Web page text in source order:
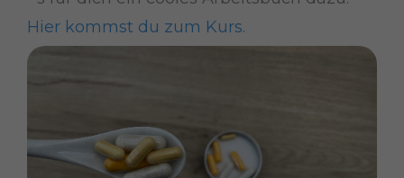
Hier kommst du zum Kurs.